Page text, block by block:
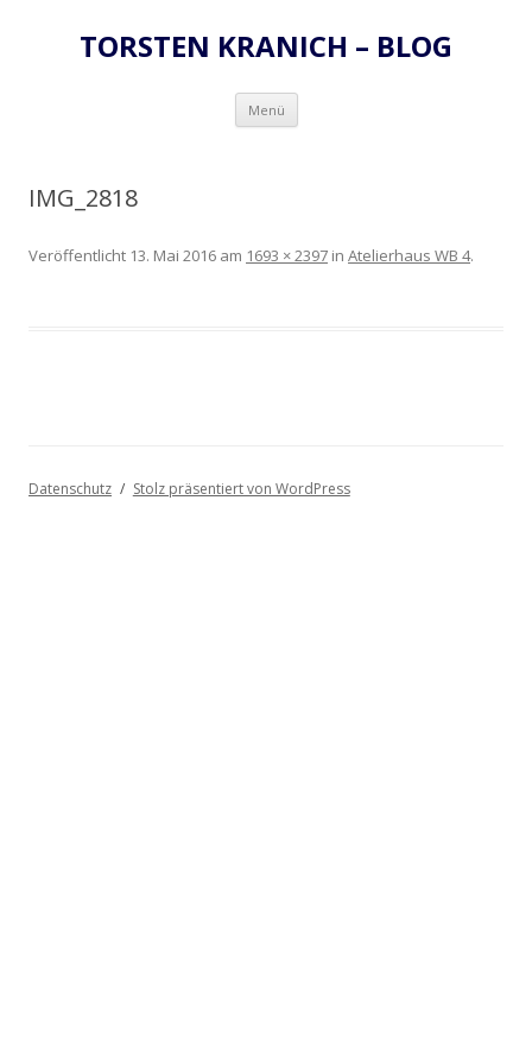
TORSTEN KRANICH – BLOG
Menü Zum
springen
IMG_2818
Veröffentlicht 13. Mai 2016 am 1693 × 2397 in Atelierhaus WB 4.
Datenschutz Stolz präsentiert von WordPress